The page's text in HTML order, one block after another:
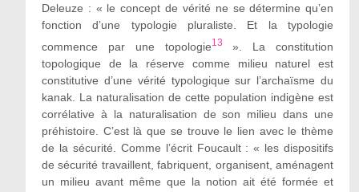
Deleuze : « le concept de vérité ne se détermine qu’en
fonction d’une typologie pluraliste. Et la typologie
commence par une topologie13
». La constitution
topologique de la réserve comme milieu naturel est
constitutive d’une vérité typologique sur l’archaïsme du
kanak. La naturalisation de cette population indigène est
corrélative à la naturalisation de son milieu dans une
préhistoire. C’est là que se trouve le lien avec le thème
de la sécurité. Comme l’écrit Foucault : « les dispositifs
de sécurité travaillent, fabriquent, organisent, aménagent
un milieu avant même que la notion ait été formée et